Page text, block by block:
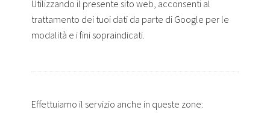
Utilizzando il presente sito web, acconsenti al
trattamento dei tuoi dati da parte di Google per le
modalità e i fini sopraindicati.
Effettuiamo il servizio anche in queste zone: